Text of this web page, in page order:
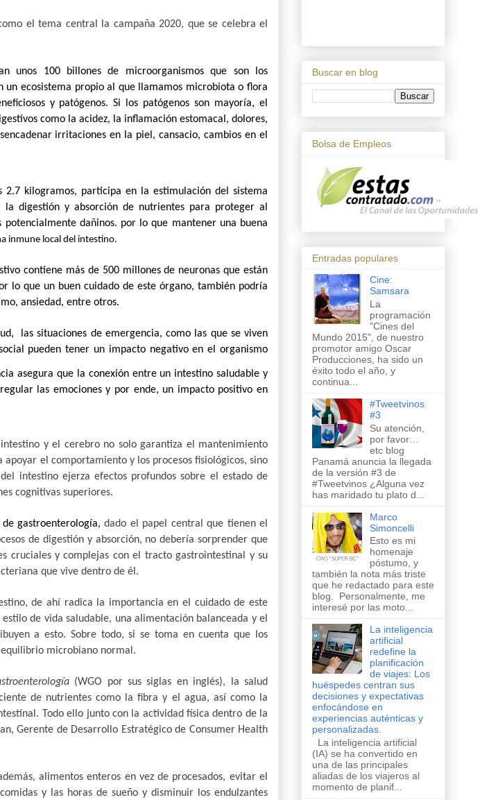
el tema central la campaña 2020, que se celebra el
unos 100 billones de microorganismos que son los
un ecosistema propio al que llamamos microbiota o flora
y patógenos. Si los patógenos son mayoría, el
como la acidez, la inflamación estomacal, dolores,
irritaciones en la piel, cansacio, cambios en el
kilogramos, participa en la estimulación del sistema
digestión y absorción de nutrientes para proteger al
dañinos. por lo que mantener una buena
inmune local del intestino.
contiene más de 500 millones de neuronas que están
lo que un buen cuidado de este órgano, también podría
ansiedad, entre otros.
las situaciones de emergencia, como las que se viven
pueden tener un impacto negativo en el organismo
asegura que la conexión entre un intestino saludable y
regular las emociones y por ende, un impacto positivo en
y el cerebro no solo garantiza el mantenimiento
el comportamiento y los procesos fisiológicos, sino
intestino ejerza efectos profundos sobre el estado de
cognitivas superiores.
de gastroenterología,dado el papel central que tienen el
de digestión y absorción, no debería sorprender que
cruciales y complejas con el tracto gastrointestinal y su
que vive dentro de él.
de ahí radica la importancia en el cuidado de este
de vida saludable, una alimentación balanceada y el
a esto. Sobre todo, si se toma en cuenta que los
microbiano normal.
(WGO por sus siglas en inglés), la salud
de nutrientes como la fibra y el agua, así como la
Todo ello junto con la actividad física dentro de la
Gerente de Desarrollo Estratégico de Consumer Health
alimentos enteros en vez de procesados, evitar el
y las horas de sueño y disminuir los endulzantes
Buscar en blog
Bolsa de Empleos
Entradas populares
Cine:
Samsara
La
programación
"Cines del
Mundo 2015", de nuestro
promotor amigo Oscar
Producciones, ha sido un
éxito todo el año, y
continua...
#Tweetvinos
#3
Su atención,
por favor…
etc blog
Panamá anuncia la llegada
de la versión #3 de
#Tweetvinos ¿Alguna vez
has maridado tu plato d...
Marco
Simoncelli
Esto es mi
homenaje
póstumo, y
también la nota más triste
que he redactado para este
blog. Personalmente, me
interesé por las moto...
La inteligencia
artificial
redefine la
planificación
de viajes: Los
huéspedes centran sus
decisiones y expectativas
enfocándose en
experiencias auténticas y
personalizadas.
La inteligencia artificial
(IA) se ha convertido en
una de las principales
aliadas de los viajeros al
momento de planif...